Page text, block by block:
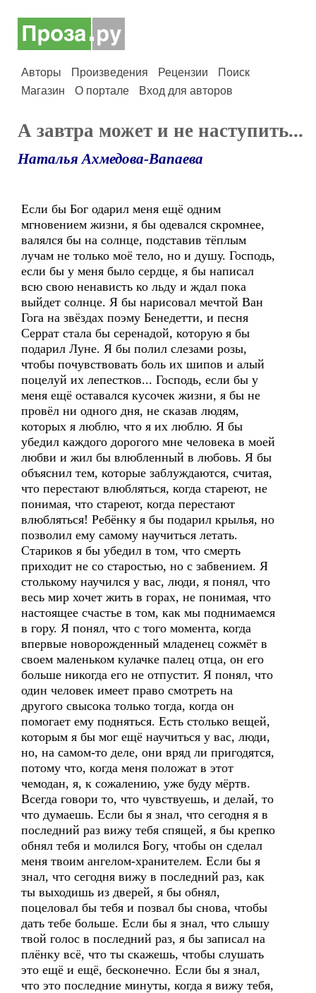
Авторы Произведения Рецензии
Поиск
Магазин
О портале Вход для авторов
А завтра может и не наступить...
Наталья Ахмедова-Вапаева
Если бы Бог одарил меня ещё одним
мгновением жизни, я бы одевался скромнее,
валялся бы на солнце, подставив тёплым
лучам не только моё тело, но и душу. Господь,
если бы у меня было сердце, я бы написал
всю свою ненависть ко льду и ждал пока
выйдет солнце. Я бы нарисовал мечтой Ван
Гога на звёздах поэму Бенедетти, и песня
Серрат стала бы серенадой, которую я бы
подарил Луне. Я бы полил слезами розы,
чтобы почувствовать боль их шипов и алый
поцелуй их лепестков... Господь, если бы у
меня ещё оставался кусочек жизни, я бы не
провёл ни одного дня, не сказав людям,
которых я люблю, что я их люблю. Я бы
убедил каждого дорогого мне человека в моей
любви и жил бы влюбленный в любовь. Я бы
объяснил тем, которые заблуждаются, считая,
что перестают влюбляться, когда стареют, не
понимая, что стареют, когда перестают
влюбляться! Ребёнку я бы подарил крылья, но
позволил ему самому научиться летать.
Стариков я бы убедил в том, что смерть
приходит не со старостью, но с забвением. Я
столькому научился у вас, люди, я понял, что
весь мир хочет жить в горах, не понимая, что
настоящее счастье в том, как мы поднимаемся
в гору. Я понял, что с того момента, когда
впервые новорожденный младенец сожмёт в
своем маленьком кулачке палец отца, он его
больше никогда его не отпустит. Я понял, что
один человек имеет право смотреть на
другого свысока только тогда, когда он
помогает ему подняться. Есть столько вещей,
которым я бы мог ещё научиться у вас, люди,
но, на самом-то деле, они вряд ли пригодятся,
потому что, когда меня положат в этот
чемодан, я, к сожалению, уже буду мёртв.
Всегда говори то, что чувствуешь, и делай, то
что думаешь. Если бы я знал, что сегодня я в
последний раз вижу тебя спящей, я бы крепко
обнял тебя и молился Богу, чтобы он сделал
меня твоим ангелом-хранителем. Если бы я
знал, что сегодня вижу в последний раз, как
ты выходишь из дверей, я бы обнял,
поцеловал бы тебя и позвал бы снова, чтобы
дать тебе больше. Если бы я знал, что слышу
твой голос в последний раз, я бы записал на
плёнку всё, что ты скажешь, чтобы слушать
это ещё и ещё, бесконечно. Если бы я знал,
что это последние минуты, когда я вижу тебя,